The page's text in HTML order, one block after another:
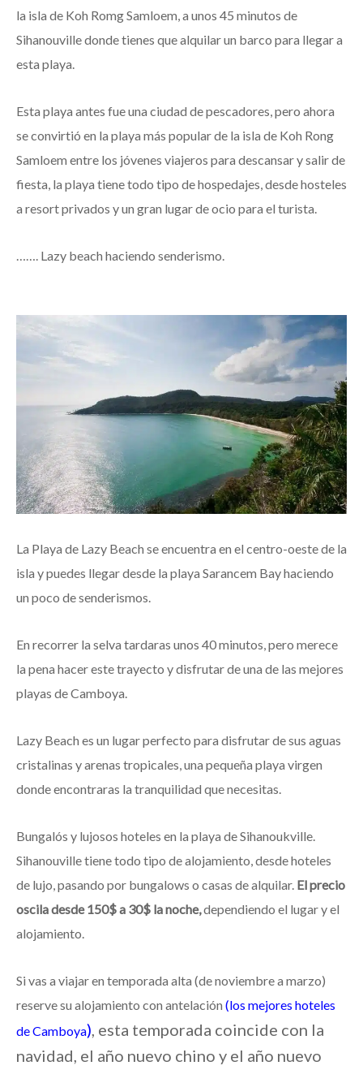
la isla de Koh Romg Samloem, a unos 45 minutos de
Sihanouville donde tienes que alquilar un barco para llegar a
esta playa.
Esta playa antes fue una ciudad de pescadores, pero ahora
se convirtió en la playa más popular de la isla de Koh Rong
Samloem entre los jóvenes viajeros para descansar y salir de
fiesta, la playa tiene todo tipo de hospedajes, desde hosteles
a resort privados y un gran lugar de ocio para el turista.
……. Lazy beach haciendo senderismo.
La Playa de Lazy Beach se encuentra en el centro-oeste de la
isla y puedes llegar desde la playa Sarancem Bay haciendo
un poco de senderismos.
En recorrer la selva tardaras unos 40 minutos, pero merece
la pena hacer este trayecto y disfrutar de una de las mejores
playas de Camboya.
Lazy Beach es un lugar perfecto para disfrutar de sus aguas
cristalinas y arenas tropicales, una pequeña playa virgen
donde encontraras la tranquilidad que necesitas.
Bungalós y lujosos hoteles en la playa de Sihanoukville.
Sihanouville tiene todo tipo de alojamiento, desde hoteles
de lujo, pasando por bungalows o casas de alquilar. El precio
oscila desde 150$ a 30$ la noche,dependiendo el lugar y el
alojamiento.
Si vas a viajar en temporada alta (de noviembre a marzo)
reserve su alojamiento con antelación (los mejores hoteles
de Camboya), esta temporada coincide con la
navidad, el año nuevo chino y el año nuevo